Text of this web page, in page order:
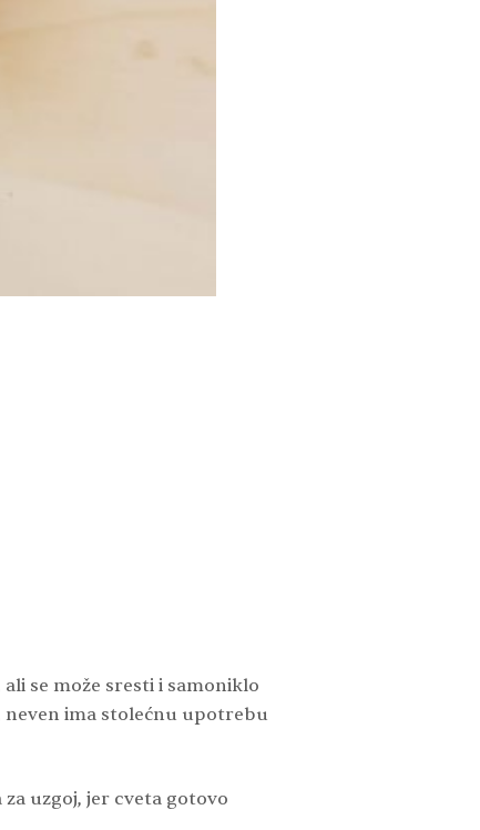
se može sresti i samoniklo
neven ima stolećnu upotrebu
uzgoj, jer cveta gotovo